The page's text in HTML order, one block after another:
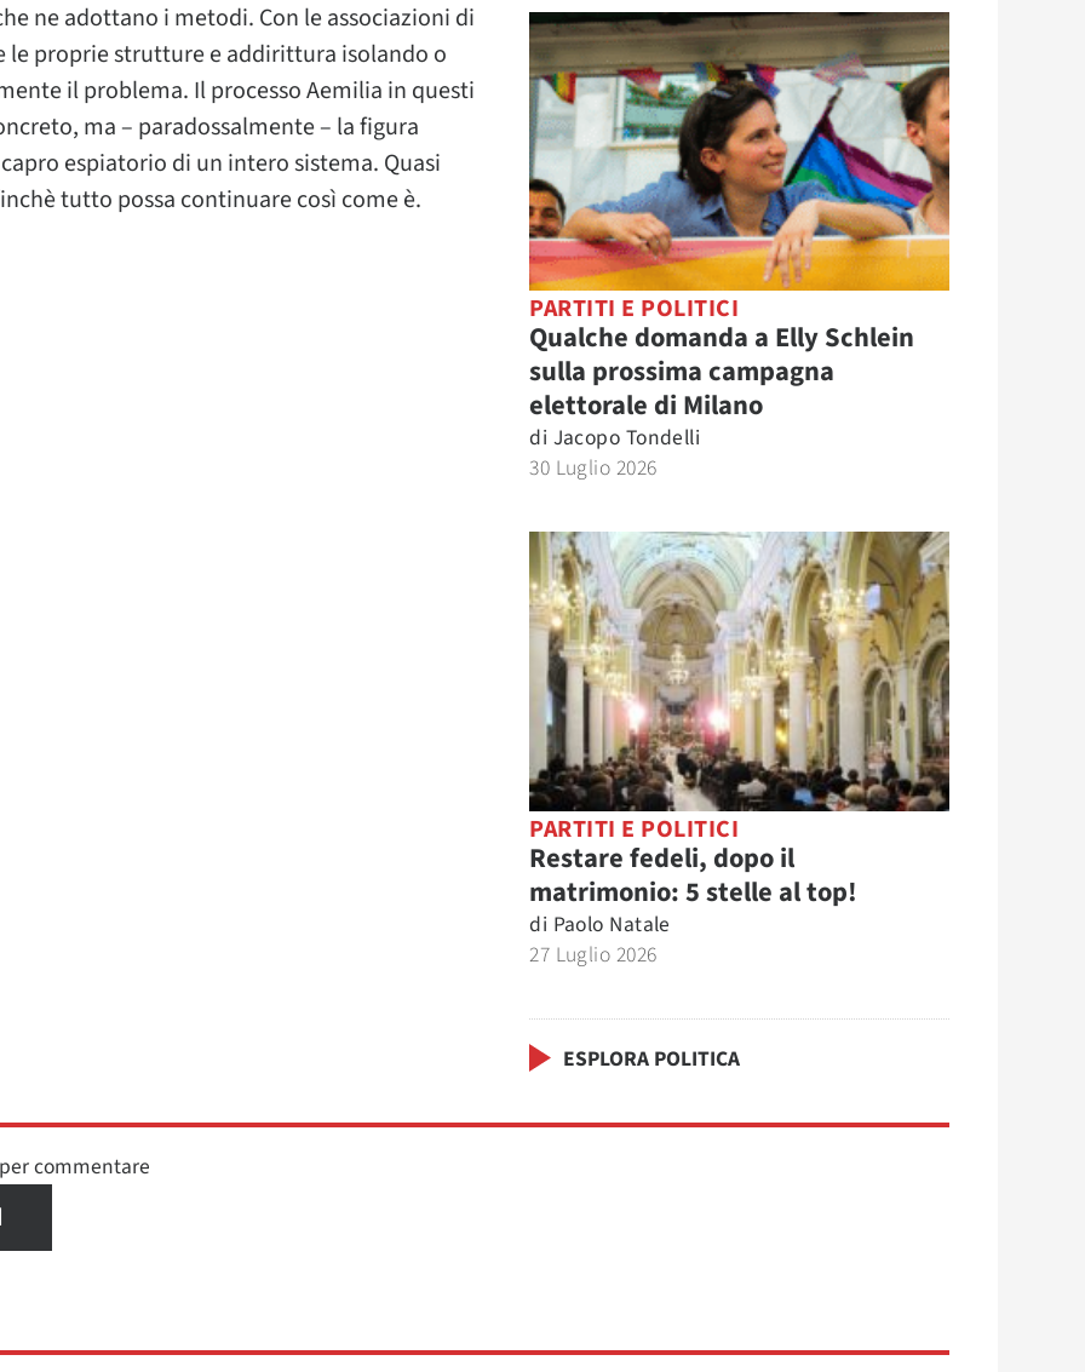
ne adottano i metodi. Con le associazioni di
le proprie strutture e addirittura isolando o
il problema. Il processo Aemilia in questi
ma – paradossalmente – la figura
espiatorio di un intero sistema. Quasi
tutto possa continuare così come è.
PARTITI E POLITICI
Qualche domanda a Elly Schlein
sulla prossima campagna
elettorale di Milano
di Jacopo Tondelli
30 Luglio 2026
PARTITI E POLITICI
Restare fedeli, dopo il
matrimonio: 5 stelle al top!
di Paolo Natale
27 Luglio 2026
ESPLORA POLITICA
commentare